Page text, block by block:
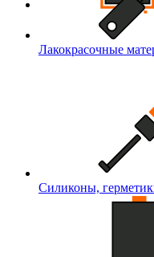
Лакокрасочные
Силиконы,